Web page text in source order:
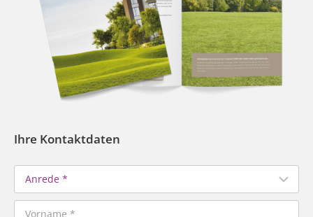
Ihre Kontaktdaten